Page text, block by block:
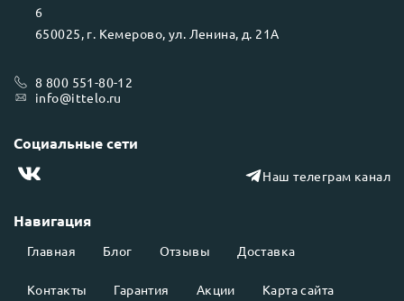
Навигация
Главная Блог Отзывы Доставка
Контакты Гарантия Акции Карта сайта
6
650025, г. Кемерово, ул. Ленина, д. 21А
8 800 551-80-12
info@ittelo.ru
Социальные сети
Наш телеграм канал